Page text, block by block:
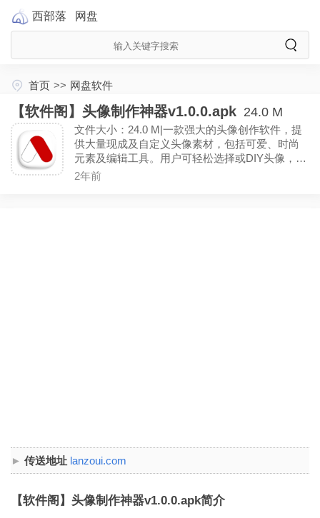
西部落 网盘
首页 >> 网盘软件
【软件阁】头像制作神器v1.0.0.apk 24.0 M
文件大小：24.0 M|一款强大的头像创作软件，提
供大量现成及自定义头像素材，包括可爱、时尚
元素及编辑工具。用户可轻松选择或DIY头像，享
受一键制作与设置的便捷，海量模板每日更新，
2年前
传送地址 lanzoui.com
【软件阁】头像制作神器v1.0.0.apk简介